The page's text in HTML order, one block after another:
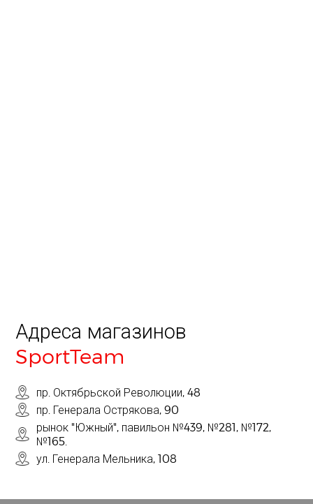
Адреса магазинов
SportTeam
пр. Октябрьской Революции, 48
пр. Генерала Острякова, 90
рынок "Южный", павильон №439, №281, №172,
№165.
ул. Генерала Мельника, 108